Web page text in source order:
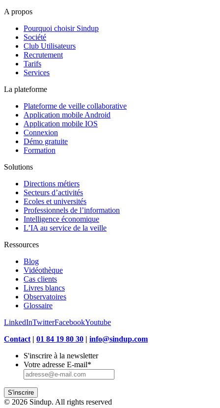
A propos
Pourquoi choisir Sindup
Société
Club Utilisateurs
Recrutement
Tarifs
Services
La plateforme
Plateforme de veille collaborative
Application mobile Android
Application mobile IOS
Connexion
Démo gratuite
Formation
Solutions
Directions métiers
Secteurs d’activités
Ecoles et universités
Professionnels de l’information
Intelligence économique
L’IA au service de la veille
Ressources
Blog
Vidéothèque
Cas clients
Livres blancs
Observatoires
Glossaire
LinkedInTwitterFacebookYoutube
Contact | 01 84 19 80 30 | info@sindup.com
S'inscrire à la newsletter
Votre adresse E-mail*
S'inscrire
© 2026 Sindup. All rights reserved